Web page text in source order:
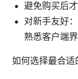
避免购买后
对新手友好
熟悉客户端
如何选择最合适